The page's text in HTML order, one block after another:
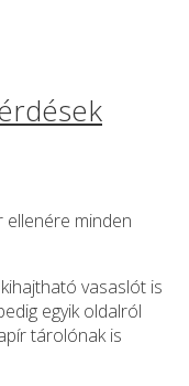
ellenére minden
vasaslót is
egyik oldalról
tárolónak is